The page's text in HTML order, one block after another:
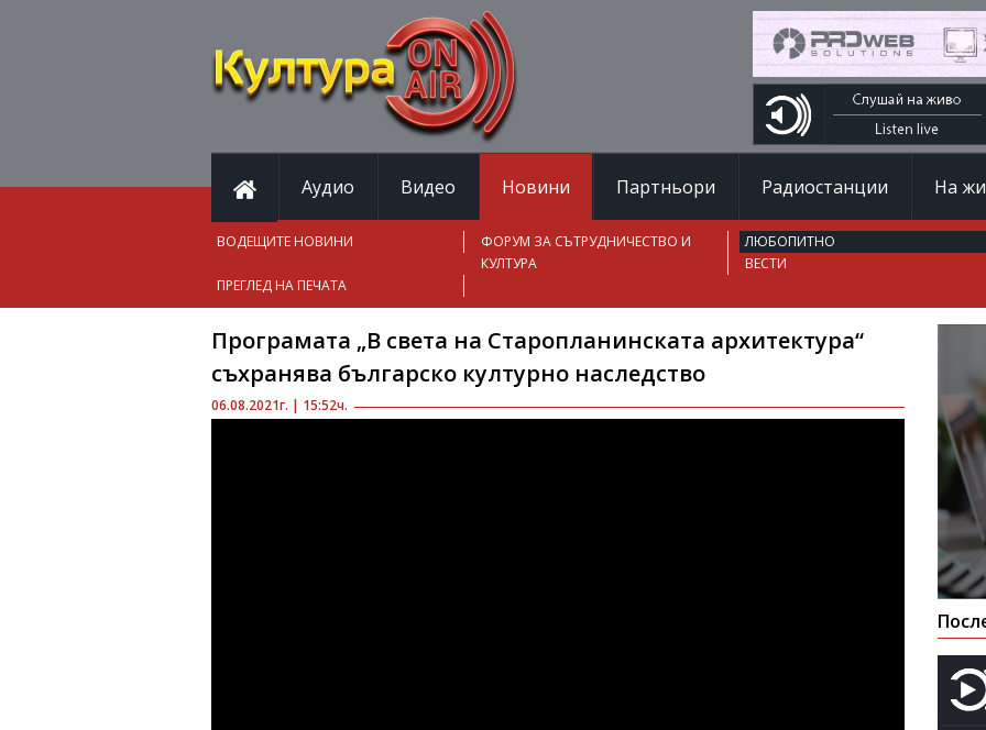
Аудио Видео Новини Партньори Радиостанции На
ВОДЕЩИТЕ НОВИНИ
ФОРУМ ЗА СЪТРУДНИЧЕСТВО И
КУЛТУРА
ЛЮБОПИТНО
ВЕСТИ
ПРЕГЛЕД НА ПЕЧАТА
06.08.2021г. | 15:52ч.
Програмата „В света на Старопланинската архитектура“
съхранява българско културно наследство